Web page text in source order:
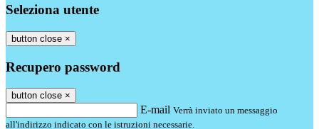
Seleziona utente
button close ×
Recupero password
button close ×
E-mail Verrà inviato un messaggio
all'indirizzo indicato con le istruzioni necessarie.